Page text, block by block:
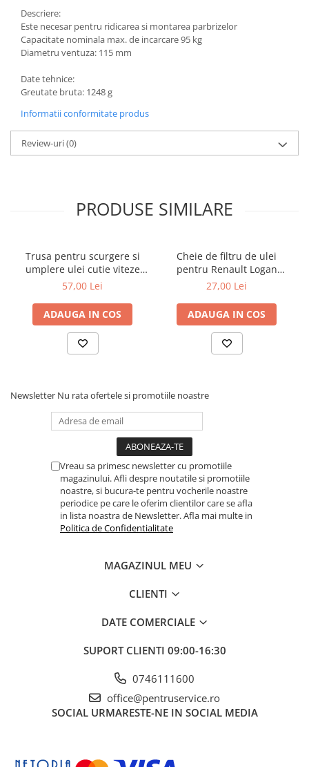
Peugeot
Porsche
Renault
Skoda
Subaru
Suzuki
Toyota
Alte Scule Pneumatice
Accesorii Pneumatice
Biax & slefuitor
Pulverizatoare cu aer
Sisteme de Ridicare
Accesorii pentru sisteme de
Dulapuri, Module, Cutii
Module pentru dulapuri
Cutii de Scule
Extractoare suruburi
Accesorii pentru tubulare
Burghie/accesorii
Descriere:
Este necesar pentru ridicarea si montarea parbrizelor
Capacitate nominala max. de incarcare 95 kg
Diametru ventuza: 115 mm
Date tehnice:
Greutate bruta: 1248 g
Informatii conformitate produs
Review-uri(0)
PRODUSE SIMILARE
Trusa pentru scurgere si
umplere ulei cutie viteze
automata Mercedes 9G
57,00 Lei
ADAUGA IN COS
Cheie de filtru de ulei
pentru Renault Logan
diesel 3/8" cu 76mm x 12
27,00 Lei
ADAUGA IN COS
Newsletter Nu rata ofertele si promotiile noastre
Vreau sa primesc newsletter cu promotiile
magazinului. Afli despre noutatile si promotiile
noastre, si bucura-te pentru vocherile noastre
periodice pe care le oferim clientilor care se afla
in lista noastra de Newsletter. Afla mai multe in
Politica de Confidentialitate
MAGAZINUL MEU
CLIENTI
DATE COMERCIALE
SUPORT CLIENTI 09:00-16:30
0746111600
office@pentruservice.ro
SOCIAL URMARESTE-NE IN SOCIAL MEDIA